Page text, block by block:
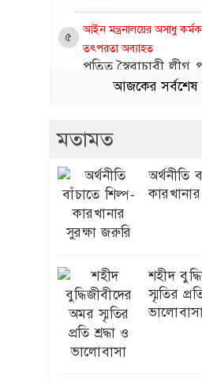
৫
আইন মন্ত্রনালয়ের অসাধু
তৎপরতা অব্যাহত
পতিত স্বৈরাচারী লীগ
ক্যাডার নবাবগঞ্জ
৬
দিলেন
রহমান
মরিয়া
কায়েম
আজকের
মতামত
অর্থনীতি
শহীদ
স্মৃতির